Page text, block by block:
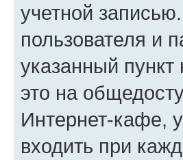
учетной
пользователя и
указанный
это на
Интернет-кафе,
входить при